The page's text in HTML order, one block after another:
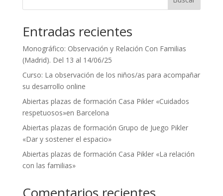
Entradas recientes
Monográfico: Observación y Relación Con Familias
(Madrid). Del 13 al 14/06/25
Curso: La observación de los niños/as para acompañar
su desarrollo online
Abiertas plazas de formación Casa Pikler «Cuidados
respetuosos»en Barcelona
Abiertas plazas de formación Grupo de Juego Pikler
«Dar y sostener el espacio»
Abiertas plazas de formación Casa Pikler «La relación
con las familias»
Comentarios recientes